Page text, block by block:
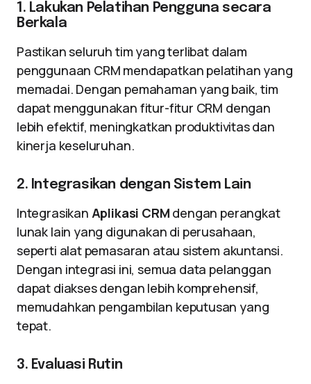
1. Lakukan Pelatihan Pengguna secara
Berkala
Pastikan seluruh tim yang terlibat dalam
penggunaan CRM mendapatkan pelatihan yang
memadai. Dengan pemahaman yang baik, tim
dapat menggunakan fitur-fitur CRM dengan
lebih efektif, meningkatkan produktivitas dan
kinerja keseluruhan.
2. Integrasikan dengan Sistem Lain
Integrasikan Aplikasi CRM dengan perangkat
lunak lain yang digunakan di perusahaan,
seperti alat pemasaran atau sistem akuntansi.
Dengan integrasi ini, semua data pelanggan
dapat diakses dengan lebih komprehensif,
memudahkan pengambilan keputusan yang
tepat.
3. Evaluasi Rutin